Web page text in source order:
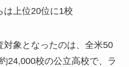
対象となったのは、全米50
24,000校の公立高校で、ラ